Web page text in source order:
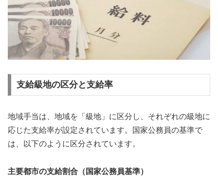
支給級地の区分と支給率
地域手当は、地域を「級地」に区分し、それぞれの級地に
応じた支給率が設定されています。国家公務員の基準で
は、以下のように区分されています。
主要都市の支給割合（国家公務員基準）